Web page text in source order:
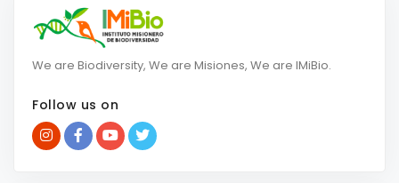
We are Biodiversity, We are Misiones, We are IMiBio.
Follow us on